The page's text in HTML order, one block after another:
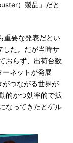
）製品」だと
重要な発表だとい
した。だが当時サ
おらず、出荷台数
ーネットが発展
がつながる世界が
的かつ効率的で拡
なってきたとゲル